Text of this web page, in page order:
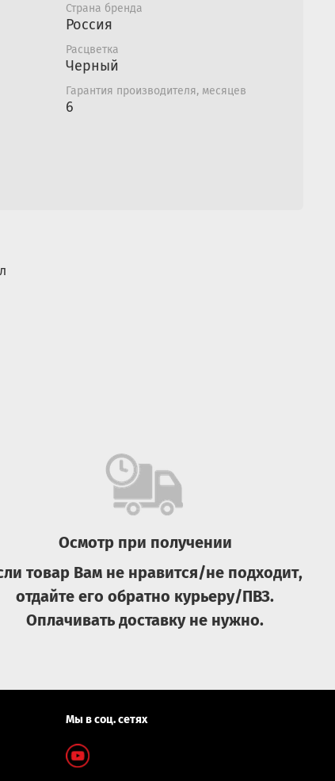
Страна бренда
Россия
Расцветка
Черный
Гарантия производителя, месяцев
6
Осмотр при получении
товар Вам не нравится/не подходит,
отдайте его обратно курьеру/ПВЗ.
Оплачивать доставку не нужно.
Мы в соц. сетях